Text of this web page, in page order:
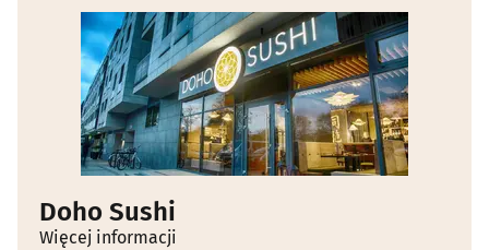
Doho Sushi
Więcej informacji